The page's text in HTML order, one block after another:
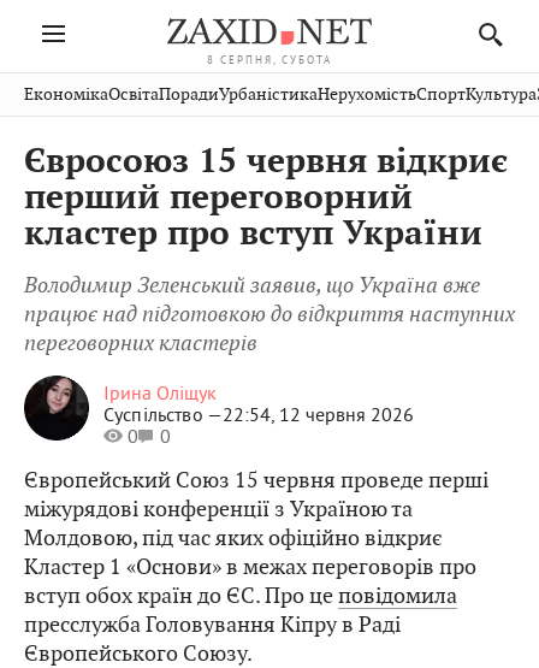
8 СЕРПНЯ, СУБОТА
Івано-
Франківськ
Волинь
Закарпаття
Рівне
Чернівці
Шептицький
Стрий
Хмельницький
Вінниця
Публікації
Авто СловкоКультура
Кіно Дім СпортКраєзнавство
ФотоОсвітаНерухомість
тварини
ЕкономікаОсвітаПорадиУрбаністикаНерухомістьСпортКультура
Євросоюз 15 червня відкриє
перший переговорний
кластер про вступ України
Володимир Зеленський заявив, що Україна вже
працює над підготовкою до відкриття наступних
переговорних кластерів
Ірина Оліщук
Суспільство —22:54, 12 червня 2026
0
0
Європейський Союз 15 червня проведе перші
міжурядові конференції з Україною та
Молдовою, під час яких офіційно відкриє
Кластер 1 «Основи» в межах переговорів про
вступ обох країн до ЄС. Про цеповідомила
пресслужба Головування Кіпру в Раді
Європейського Союзу.